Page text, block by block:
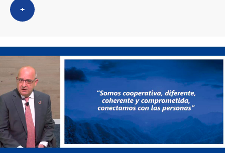
o
C
a
n
d
o
s
+